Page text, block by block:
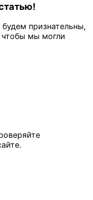
признательны,
чтобы мы могли